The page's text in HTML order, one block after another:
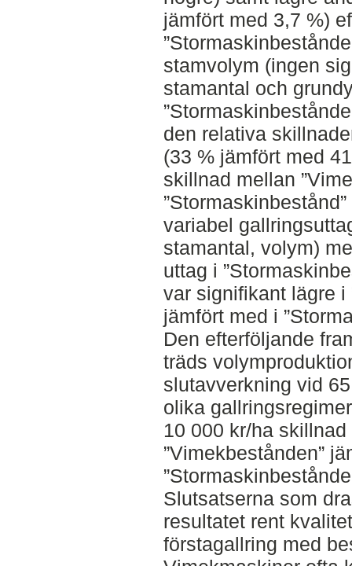
jämfört med 3,7 %)
stamvolym (ingen
stamantal och
den relativa
(33 % jämfört med
skillnad mellan
variabel
stamantal, volym)
uttag i
var signifikant lägre i
jämfört med i
Den efterföljande
träds
slutavverkning vid
olika
10 000 kr/ha
”Vimekbestånden”
Slutsatserna som
resultatet rent
förstagallring med